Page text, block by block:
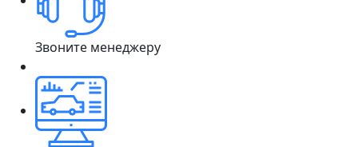
Звоните менеджеру